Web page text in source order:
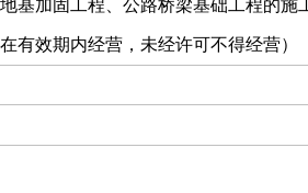
基加固工程、公路桥梁基础工程的施
有效期内经营，未经许可不得经营）